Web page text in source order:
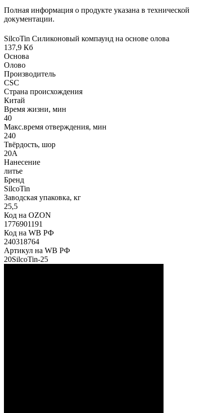
Полная информация о продукте указана в технической
документации.
SilcoTin Силиконовый компаунд на основе олова
137,9 Кб
Основа
Олово
Производитель
CSC
Страна происхождения
Китай
Время жизни, мин
40
Макс.время отверждения, мин
240
Твёрдость, шор
20А
Нанесение
литье
Бренд
SilcoTin
Заводская упаковка, кг
25,5
Код на OZON
1776901191
Код на WB РФ
240318764
Артикул на WB РФ
20SilcoTin-25